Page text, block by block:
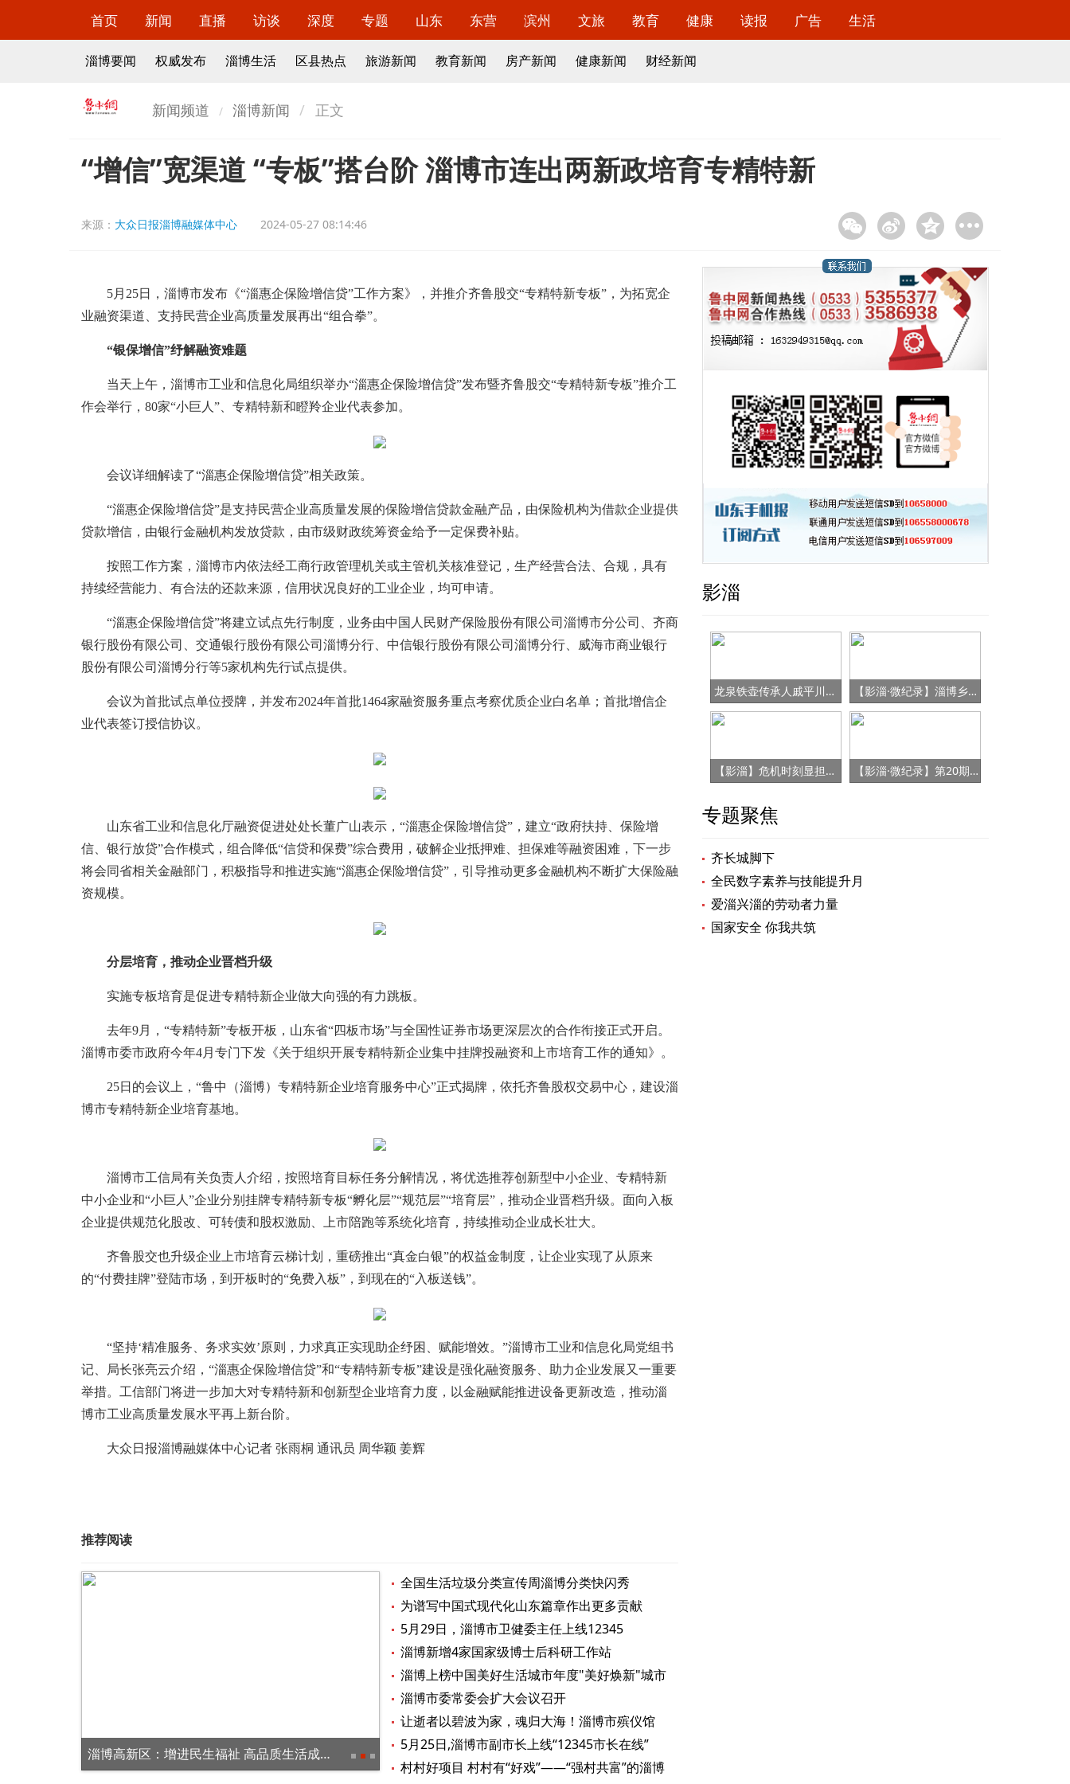
首页 新闻 直播 访谈 深度 专题 山东 东营 滨州 文旅 教育 健康 读报 广告 生活
淄博要闻 权威发布 淄博生活 区县热点 旅游新闻 教育新闻 房产新闻 健康新闻 财经新闻
新闻频道 淄博新闻 正文
“增信”宽渠道 “专板”搭台阶 淄博市连出两新政培育专精特新
来源： 大众日报淄博融媒体中心 2024-05-27 08:14:46
5月25日，淄博市发布《“淄惠企保险增信贷”工作方案》，并推介齐鲁股交“专精特新专板”，为拓宽企
业融资渠道、支持民营企业高质量发展再出“组合拳”。
“银保增信”纾解融资难题
当天上午，淄博市工业和信息化局组织举办“淄惠企保险增信贷”发布暨齐鲁股交“专精特新专板”推介工
作会举行，80家“小巨人”、专精特新和瞪羚企业代表参加。
会议详细解读了“淄惠企保险增信贷”相关政策。
“淄惠企保险增信贷”是支持民营企业高质量发展的保险增信贷款金融产品，由保险机构为借款企业提供
贷款增信，由银行金融机构发放贷款，由市级财政统筹资金给予一定保费补贴。
按照工作方案，淄博市内依法经工商行政管理机关或主管机关核准登记，生产经营合法、合规，具有
持续经营能力、有合法的还款来源，信用状况良好的工业企业，均可申请。
“淄惠企保险增信贷”将建立试点先行制度，业务由中国人民财产保险股份有限公司淄博市分公司、齐商
银行股份有限公司、交通银行股份有限公司淄博分行、中信银行股份有限公司淄博分行、威海市商业银行
股份有限公司淄博分行等5家机构先行试点提供。
会议为首批试点单位授牌，并发布2024年首批1464家融资服务重点考察优质企业白名单；首批增信企
业代表签订授信协议。
山东省工业和信息化厅融资促进处处长董广山表示，“淄惠企保险增信贷”，建立“政府扶持、保险增
信、银行放贷”合作模式，组合降低“信贷和保费”综合费用，破解企业抵押难、担保难等融资困难，下一步
将会同省相关金融部门，积极指导和推进实施“淄惠企保险增信贷”，引导推动更多金融机构不断扩大保险融
资规模。
分层培育，推动企业晋档升级
实施专板培育是促进专精特新企业做大向强的有力跳板。
去年9月，“专精特新”专板开板，山东省“四板市场”与全国性证券市场更深层次的合作衔接正式开启。
淄博市委市政府今年4月专门下发《关于组织开展专精特新企业集中挂牌投融资和上市培育工作的通知》。
25日的会议上，“鲁中（淄博）专精特新企业培育服务中心”正式揭牌，依托齐鲁股权交易中心，建设淄
博市专精特新企业培育基地。
淄博市工信局有关负责人介绍，按照培育目标任务分解情况，将优选推荐创新型中小企业、专精特新
中小企业和“小巨人”企业分别挂牌专精特新专板“孵化层”“规范层”“培育层”，推动企业晋档升级。面向入板
企业提供规范化股改、可转债和股权激励、上市陪跑等系统化培育，持续推动企业成长壮大。
齐鲁股交也升级企业上市培育云梯计划，重磅推出“真金白银”的权益金制度，让企业实现了从原来
的“付费挂牌”登陆市场，到开板时的“免费入板”，到现在的“入板送钱”。
“坚持‘精准服务、务求实效’原则，力求真正实现助企纾困、赋能增效。”淄博市工业和信息化局党组书
记、局长张亮云介绍，“淄惠企保险增信贷”和“专精特新专板”建设是强化融资服务、助力企业发展又一重要
举措。工信部门将进一步加大对专精特新和创新型企业培育力度，以金融赋能推进设备更新改造，推动淄
博市工业高质量发展水平再上新台阶。
大众日报淄博融媒体中心记者 张雨桐 通讯员 周华颖 姜辉
推荐阅读
淄博高新区：增进民生福祉 高品质生活成色更足 鲁中网图品| 远离非法集资，拒绝高利诱惑
全国生活垃圾分类宣传周淄博分类快闪秀
为谱写中国式现代化山东篇章作出更多贡献
——习近平总书记在山东视察时的重要讲话在
淄博市引发热烈反响
5月29日，淄博市卫健委主任上线12345
淄博新增4家国家级博士后科研工作站
淄博上榜中国美好生活城市年度"美好焕新"城市
淄博市委常委会扩大会议召开
让逝者以碧波为家，魂归大海！淄博市殡仪馆
第二十届海葬仪式圆满举行
5月25日,淄博市副市长上线“12345市长在线”
村村好项目 村村有“好戏”——“强村共富”的淄博
影淄
龙泉铁壶传承人戚平川的“守艺”之路 【影淄·微纪录】淄博乡村女书记的“变形记”
【影淄】危机时刻显担当 赤胆忠心保健康 【影淄·微纪录】第20期：战“疫”老将刘景春
专题聚焦
齐长城脚下
全民数字素养与技能提升月
爱淄兴淄的劳动者力量
国家安全 你我共筑